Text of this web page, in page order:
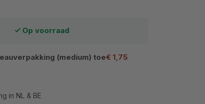
Op voorraad
(medium) toe€ 1,75
in NL & BE